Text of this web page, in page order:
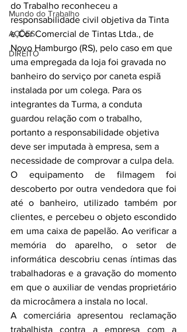
Mundo do Trabalho
AÇÕES
DIREITO
do Trabalho reconheceu a
responsabilidade civil objetiva da Tinta
e Cor Comercial de Tintas Ltda., de
Novo Hamburgo (RS), pelo caso em que
uma empregada da loja foi gravada no
banheiro do serviço por caneta espiã
instalada por um colega. Para os
integrantes da Turma, a conduta
guardou relação com o trabalho,
portanto a responsabilidade objetiva
deve ser imputada à empresa, sem a
necessidade de comprovar a culpa dela.
O equipamento de filmagem foi
descoberto por outra vendedora que foi
até o banheiro, utilizado também por
clientes, e percebeu o objeto escondido
em uma caixa de papelão. Ao verificar a
memória do aparelho, o setor de
informática descobriu cenas íntimas das
trabalhadoras e a gravação do momento
em que o auxiliar de vendas proprietário
da microcâmera a instala no local.
A comerciária apresentou reclamação
trabalhista contra a empresa com a